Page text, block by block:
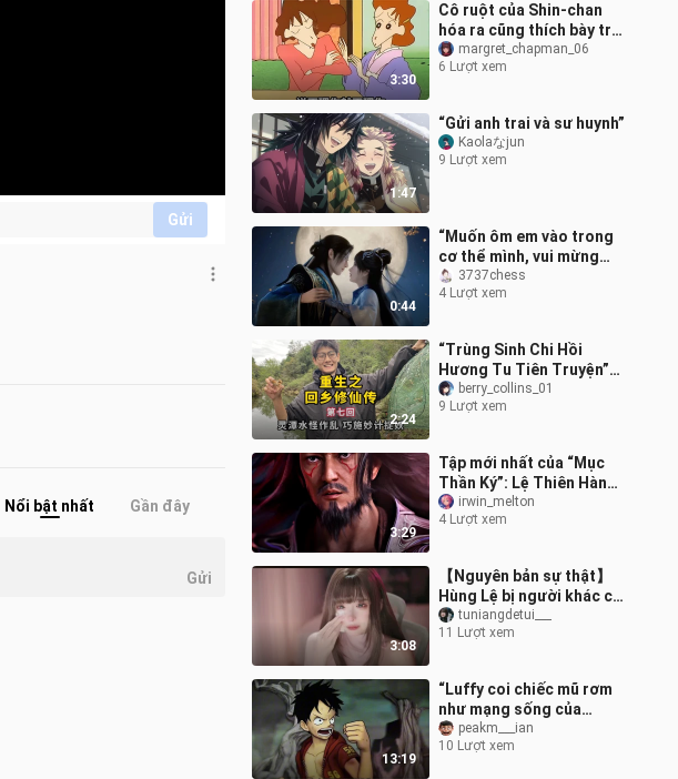
Gửi
3:30
Cô ruột của Shin‑chan
hóa ra cũng thích bày trò
chẳng kém gì cậu ấy
margret_chapman_06
6 Lượt xem
1:47
“Gửi anh trai và sư huynh”
Kaolaなjun
9 Lượt xem
0:44
“Muốn ôm em vào trong
cơ thể mình, vui mừng
khôn xiết, lão Hàn chủ
động vòng tay ôm Uyển
3737chess
4 Lượt xem
2:24
“Trùng Sinh Chi Hồi
Hương Tu Tiên Truyện”
tập 7: Yêu quái đầm linh
gây loạn, khéo bày mưu
berry_collins_01
9 Lượt xem
3:29
Tập mới nhất của “Mục
Thần Ký”: Lệ Thiên Hành
xuất hiện, ngăn cản Tần
Mục cứu Hoàng đế
irwin_melton
4 Lượt xem
3:08
【Nguyên bản sự thật】
Hùng Lệ bị người khác cố
tình xuyên tạc tại hội chợ
cosplay đến mức tức đến
tuniangdetui___
11 Lượt xem
13:19
“Luffy coi chiếc mũ rơm
như mạng sống của
mình”peakm___ian
10 Lượt xem
Nổi bật nhất Gần đây
Gửi